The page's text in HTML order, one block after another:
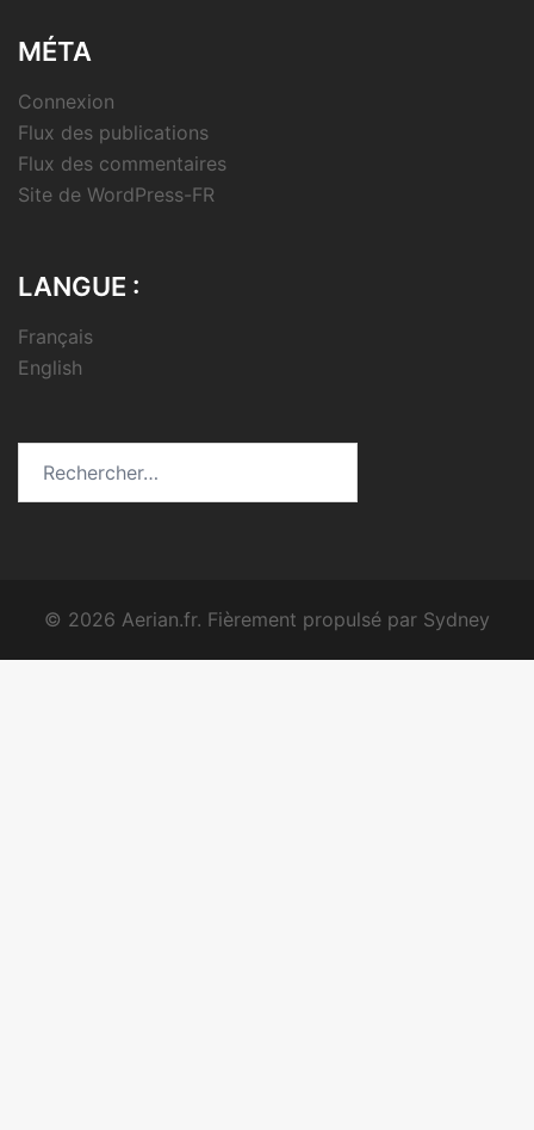
MÉTA
Connexion
Flux des publications
Flux des commentaires
Site de WordPress-FR
LANGUE :
Français
English
© 2026 Aerian.fr. Fièrement propulsé par Sydney